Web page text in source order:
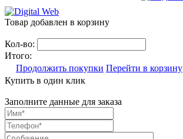
Товар добавлен в корзину
Кол-во:
Итого:
Продолжить покупки Перейти в корзину
Купить в один клик
Заполните данные для заказа